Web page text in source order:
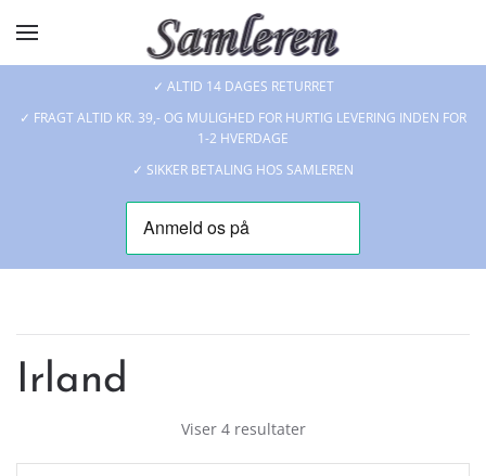
Skip to main content
✓ ALTID 14 DAGES RETURRET
✓ FRAGT ALTID KR. 39,- OG MULIGHED FOR HURTIG LEVERING INDEN FOR
1-2 HVERDAGE
✓ SIKKER BETALING HOS SAMLEREN
Irland
Viser 4 resultater